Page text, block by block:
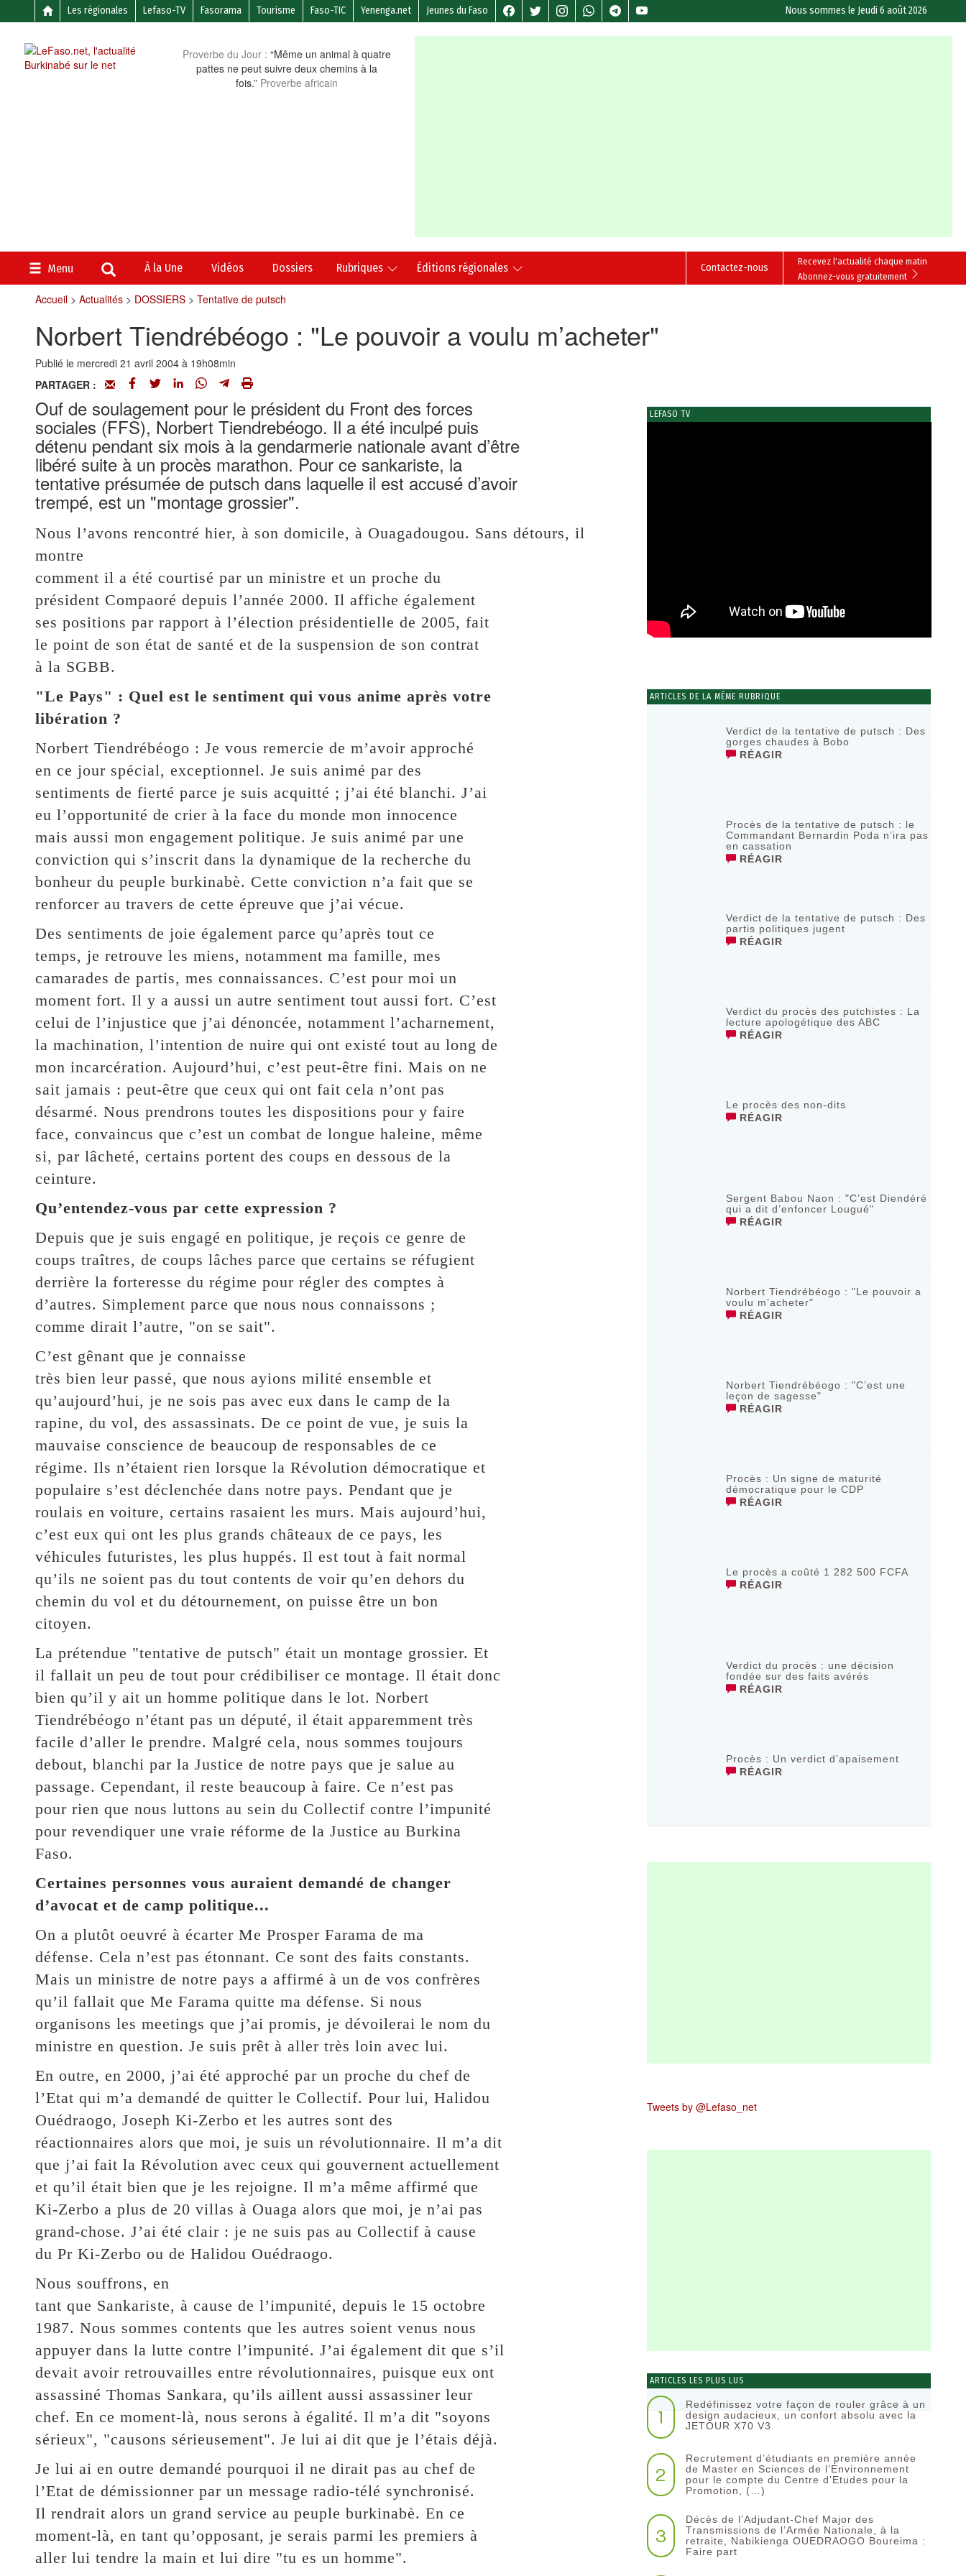
Les régionales Lefaso-TV Fasorama Tourisme Faso-TIC Yenenga.net Jeunes du Faso Nous sommes le Jeudi 6 août 2026
Proverbe du Jour : “Même un animal à quatre
pattes ne peut suivre deux chemins à la
fois.” Proverbe africain
Menu À la Une Vidéos Dossiers Rubriques Éditions régionales
Recevez l'actualité chaque matin
Abonnez-vous gratuitement
Contactez-nous
Accueil> Actualités> DOSSIERS> Tentative de putsch
Norbert Tiendrébéogo : "Le pouvoir a voulu m’acheter"
Publié le mercredi 21 avril 2004 à 19h08min
PARTAGER :
Ouf de soulagement pour le président du Front des forces
sociales (FFS), Norbert Tiendrebéogo. Il a été inculpé puis
détenu pendant six mois à la gendarmerie nationale avant d’être
libéré suite à un procès marathon. Pour ce sankariste, la
tentative présumée de putsch dans laquelle il est accusé d’avoir
trempé, est un "montage grossier".
Nous l’avons rencontré hier, à son domicile, à Ouagadougou. Sans détours, il
montre
comment il a été courtisé par un ministre et un proche du
président Compaoré depuis l’année 2000. Il affiche également
ses positions par rapport à l’élection présidentielle de 2005, fait
le point de son état de santé et de la suspension de son contrat
à la SGBB.
"Le Pays" : Quel est le sentiment qui vous anime après votre
libération ?
Norbert Tiendrébéogo : Je vous remercie de m’avoir approché
en ce jour spécial, exceptionnel. Je suis animé par des
sentiments de fierté parce je suis acquitté ; j’ai été blanchi. J’ai
eu l’opportunité de crier à la face du monde mon innocence
mais aussi mon engagement politique. Je suis animé par une
conviction qui s’inscrit dans la dynamique de la recherche du
bonheur du peuple burkinabè. Cette conviction n’a fait que se
renforcer au travers de cette épreuve que j’ai vécue.
Des sentiments de joie également parce qu’après tout ce
temps, je retrouve les miens, notamment ma famille, mes
camarades de partis, mes connaissances. C’est pour moi un
moment fort. Il y a aussi un autre sentiment tout aussi fort. C’est
celui de l’injustice que j’ai dénoncée, notamment l’acharnement,
la machination, l’intention de nuire qui ont existé tout au long de
mon incarcération. Aujourd’hui, c’est peut-être fini. Mais on ne
sait jamais : peut-être que ceux qui ont fait cela n’ont pas
désarmé. Nous prendrons toutes les dispositions pour y faire
face, convaincus que c’est un combat de longue haleine, même
si, par lâcheté, certains portent des coups en dessous de la
ceinture.
Qu’entendez-vous par cette expression ?
Depuis que je suis engagé en politique, je reçois ce genre de
coups traîtres, de coups lâches parce que certains se réfugient
derrière la forteresse du régime pour régler des comptes à
d’autres. Simplement parce que nous nous connaissons ;
comme dirait l’autre, "on se sait".
C’est gênant que je connaisse
très bien leur passé, que nous ayions milité ensemble et
qu’aujourd’hui, je ne sois pas avec eux dans le camp de la
rapine, du vol, des assassinats. De ce point de vue, je suis la
mauvaise conscience de beaucoup de responsables de ce
régime. Ils n’étaient rien lorsque la Révolution démocratique et
populaire s’est déclenchée dans notre pays. Pendant que je
roulais en voiture, certains rasaient les murs. Mais aujourd’hui,
c’est eux qui ont les plus grands châteaux de ce pays, les
véhicules futuristes, les plus huppés. Il est tout à fait normal
qu’ils ne soient pas du tout contents de voir qu’en dehors du
chemin du vol et du détournement, on puisse être un bon
citoyen.
La prétendue "tentative de putsch" était un montage grossier. Et
il fallait un peu de tout pour crédibiliser ce montage. Il était donc
bien qu’il y ait un homme politique dans le lot. Norbert
Tiendrébéogo n’étant pas un député, il était apparemment très
facile d’aller le prendre. Malgré cela, nous sommes toujours
debout, blanchi par la Justice de notre pays que je salue au
passage. Cependant, il reste beaucoup à faire. Ce n’est pas
pour rien que nous luttons au sein du Collectif contre l’impunité
pour revendiquer une vraie réforme de la Justice au Burkina
Faso.
Certaines personnes vous auraient demandé de changer
d’avocat et de camp politique...
On a plutôt oeuvré à écarter Me Prosper Farama de ma
défense. Cela n’est pas étonnant. Ce sont des faits constants.
Mais un ministre de notre pays a affirmé à un de vos confrères
qu’il fallait que Me Farama quitte ma défense. Si nous
organisons les meetings que j’ai promis, je dévoilerai le nom du
ministre en question. Je suis prêt à aller très loin avec lui.
En outre, en 2000, j’ai été approché par un proche du chef de
l’Etat qui m’a demandé de quitter le Collectif. Pour lui, Halidou
Ouédraogo, Joseph Ki-Zerbo et les autres sont des
réactionnaires alors que moi, je suis un révolutionnaire. Il m’a dit
que j’ai fait la Révolution avec ceux qui gouvernent actuellement
et qu’il était bien que je les rejoigne. Il m’a même affirmé que
Ki-Zerbo a plus de 20 villas à Ouaga alors que moi, je n’ai pas
grand-chose. J’ai été clair : je ne suis pas au Collectif à cause
du Pr Ki-Zerbo ou de Halidou Ouédraogo.
Nous souffrons, en
tant que Sankariste, à cause de l’impunité, depuis le 15 octobre
1987. Nous sommes contents que les autres soient venus nous
appuyer dans la lutte contre l’impunité. J’ai également dit que s’il
devait avoir retrouvailles entre révolutionnaires, puisque eux ont
assassiné Thomas Sankara, qu’ils aillent aussi assassiner leur
chef. En ce moment-là, nous serons à égalité. Il m’a dit "soyons
sérieux", "causons sérieusement". Je lui ai dit que je l’étais déjà.
Je lui ai en outre demandé pourquoi il ne dirait pas au chef de
l’Etat de démissionner par un message radio-télé synchronisé.
Il rendrait alors un grand service au peuple burkinabè. En ce
moment-là, en tant qu’opposant, je serais parmi les premiers à
aller lui tendre la main et lui dire "tu es un homme".
LEFASO TV
ARTICLES DE LA MÊME RUBRIQUE
Verdict de la tentative de putsch : Des
gorges chaudes à Bobo
RÉAGIR
Procès de la tentative de putsch : le
Commandant Bernardin Poda n’ira pas
en cassation
RÉAGIR
Verdict de la tentative de putsch : Des
partis politiques jugent
RÉAGIR
Verdict du procès des putchistes : La
lecture apologétique des ABC
RÉAGIR
Le procès des non-dits
RÉAGIR
Sergent Babou Naon : "C’est Diendéré
qui a dit d’enfoncer Lougué"
RÉAGIR
Norbert Tiendrébéogo : "Le pouvoir a
voulu m’acheter"
RÉAGIR
Norbert Tiendrébéogo : "C’est une
leçon de sagesse"
RÉAGIR
Procès : Un signe de maturité
démocratique pour le CDP
RÉAGIR
Le procès a coûté 1 282 500 FCFA
RÉAGIR
Verdict du procès : une décision
fondée sur des faits avérés
RÉAGIR
Procès : Un verdict d’apaisement
RÉAGIR
Tweets by @Lefaso_net
ARTICLES LES PLUS LUS
1
Redéfinissez votre façon de rouler grâce à un
design audacieux, un confort absolu avec la
JETOUR X70 V3
2
Recrutement d’étudiants en première année
de Master en Sciences de l’Environnement
pour le compte du Centre d’Etudes pour la
Promotion, (…)
3
Décès de l’Adjudant-Chef Major des
Transmissions de l’Armée Nationale, à la
retraite, Nabikienga OUEDRAOGO Boureima :
Faire part